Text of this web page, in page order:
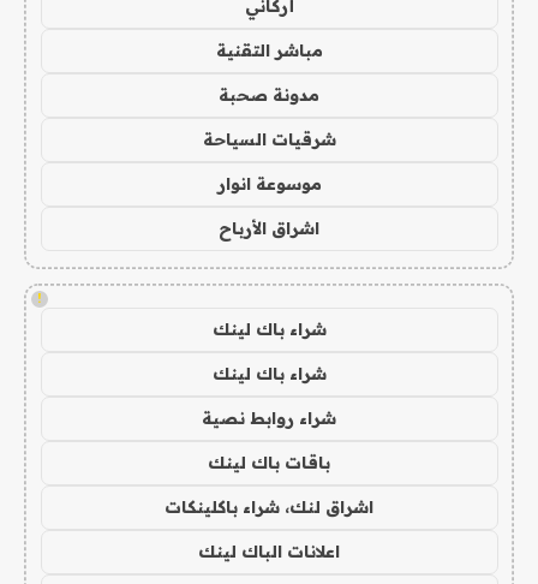
أركاني
مباشر التقنية
مدونة صحبة
شرقيات السياحة
موسوعة انوار
اشراق الأرباح
!
شراء باك لينك
شراء باك لينك
شراء روابط نصية
باقات باك لينك
اشراق لنك، شراء باكلينكات
اعلانات الباك لينك